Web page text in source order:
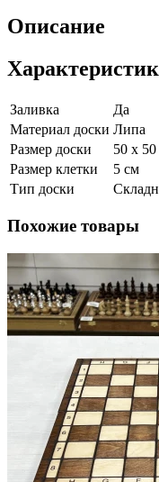
Описание
Заливка
Да
Материал доски Липа
Размер доски
50 х
Размер клетки
5 см
Тип доски
Похожие товары